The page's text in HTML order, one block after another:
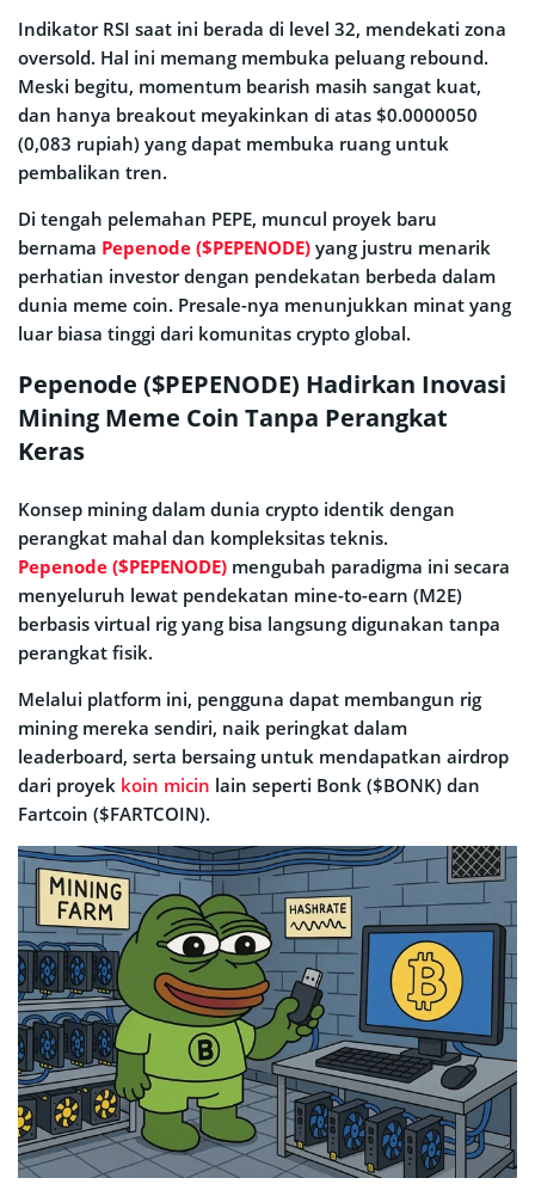
Indikator RSI saat ini berada di level 32, mendekati zona
oversold. Hal ini memang membuka peluang rebound.
Meski begitu, momentum bearish masih sangat kuat,
dan hanya breakout meyakinkan di atas $0.0000050
(0,083 rupiah) yang dapat membuka ruang untuk
pembalikan tren.
Di tengah pelemahan PEPE, muncul proyek baru
bernama Pepenode ($PEPENODE) yang justru menarik
perhatian investor dengan pendekatan berbeda dalam
dunia meme coin. Presale-nya menunjukkan minat yang
luar biasa tinggi dari komunitas crypto global.
Pepenode ($PEPENODE) Hadirkan Inovasi
Mining Meme Coin Tanpa Perangkat
Keras
Konsep mining dalam dunia crypto identik dengan
perangkat mahal dan kompleksitas teknis.
Pepenode ($PEPENODE) mengubah paradigma ini secara
menyeluruh lewat pendekatan mine-to-earn (M2E)
berbasis virtual rig yang bisa langsung digunakan tanpa
perangkat fisik.
Melalui platform ini, pengguna dapat membangun rig
mining mereka sendiri, naik peringkat dalam
leaderboard, serta bersaing untuk mendapatkan airdrop
dari proyek koin micin lain seperti Bonk ($BONK) dan
Fartcoin ($FARTCOIN).